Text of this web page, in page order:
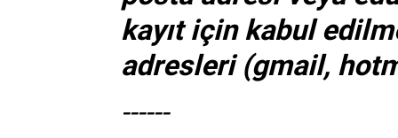
kayıt için kabul
adresleri (gmail,
------